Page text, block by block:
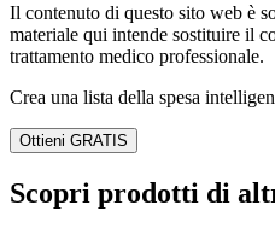
Il contenuto di questo sito web è
materiale qui intende sostituire il
trattamento medico professionale.
Crea una lista della spesa
Ottieni GRATIS
Scopri prodotti di